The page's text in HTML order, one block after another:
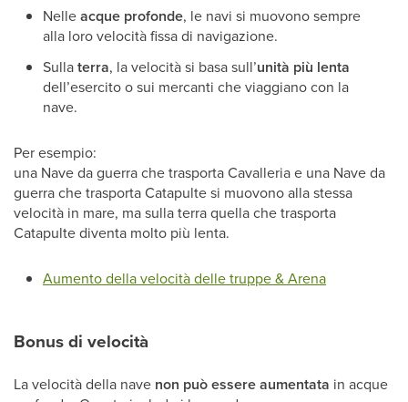
Nelleacque profonde, le navi si muovono sempre
alla loro velocità fissa di navigazione.
Sullaterra, la velocità si basa sull’unità più lenta
dell’esercito o sui mercanti che viaggiano con la
nave.
Per esempio:
una Nave da guerra che trasporta Cavalleria e una Nave da
guerra che trasporta Catapulte si muovono alla stessa
velocità in mare, ma sulla terra quella che trasporta
Catapulte diventa molto più lenta.
Aumento della velocità delle truppe & Arena
Bonus di velocità
La velocità della nave non può essere aumentata in acque